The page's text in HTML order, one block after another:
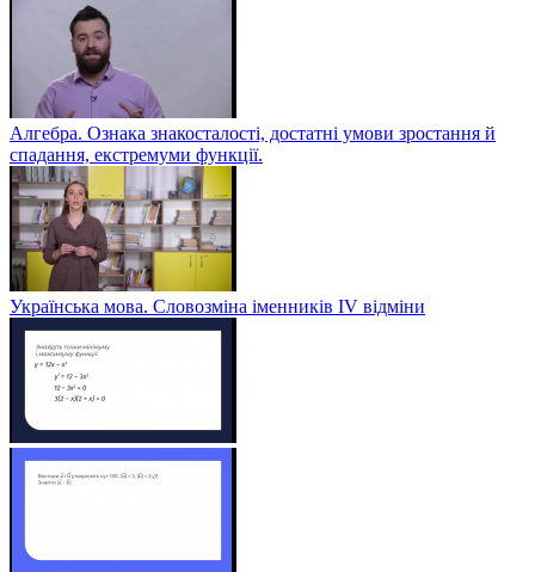
Алгебра. Ознака знакосталості, достатні умови зростання й
спадання, екстремуми функції.
Українська мова. Словозміна іменників ІV відміни